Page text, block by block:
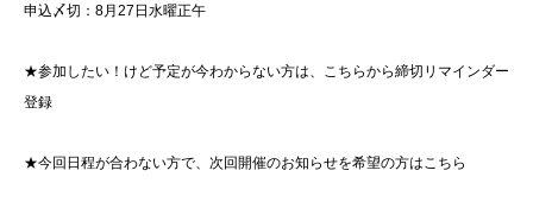
申込〆切：8月27日水曜正午
★参加したい！けど予定が今わからない方は、こちらから締切リマインダー
登録
★今回日程が合わない方で、次回開催のお知らせを希望の方はこちら